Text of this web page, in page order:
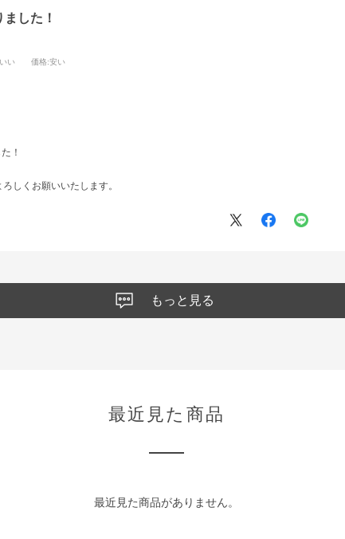
した！
い 価格:安い
！
しくお願いいたします。
もっと見る
最近見た商品
最近見た商品がありません。